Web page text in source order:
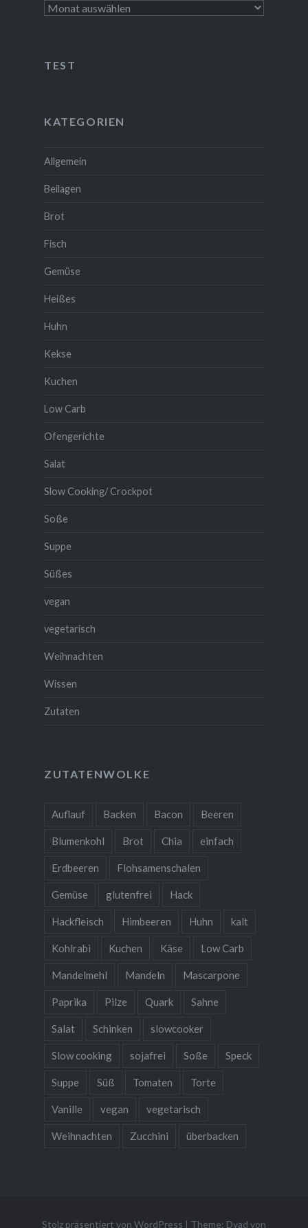
Archiv
TEST
KATEGORIEN
Allgemein
Beilagen
Brot
Fisch
Gemüse
Heißes
Huhn
Kekse
Kuchen
Low Carb
Ofengerichte
Salat
Slow Cooking/ Crockpot
Soße
Suppe
Süßes
vegan
vegetarisch
Weihnachten
Wissen
Zutaten
ZUTATENWOLKE
Auflauf Backen Bacon Beeren
Blumenkohl Brot Chia einfach
Erdbeeren Flohsamenschalen
Gemüse glutenfrei Hack
Hackfleisch Himbeeren Huhn kalt
Kohlrabi Kuchen Käse Low Carb
Mandelmehl Mandeln Mascarpone
Paprika Pilze Quark Sahne
Salat Schinken slowcooker
Slow cooking sojafrei Soße Speck
Suppe Süß Tomaten Torte
Vanille vegan vegetarisch
Weihnachten Zucchini überbacken
Stolz präsentiert von WordPress | Theme: Dyad von